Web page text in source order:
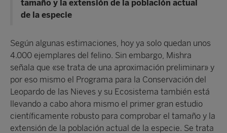
tamaño y la extensión de la población actual
de la especie
Según algunas estimaciones, hoy ya solo quedan unos
4.000 ejemplares del felino. Sin embargo, Mishra
señala que «se trata de una aproximación preliminar» y
por eso mismo el Programa para la Conservación del
Leopardo de las Nieves y su Ecosistema también está
llevando a cabo ahora mismo el primer gran estudio
científicamente robusto para comprobar el tamaño y la
extensión de la población actual de la especie. Se trata